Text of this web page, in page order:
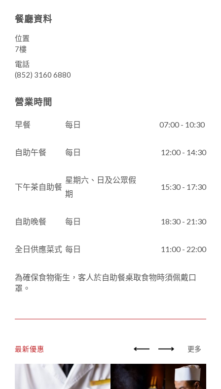
餐廳資料
位置
7樓
電話
(852) 3160 6880
營業時間
早餐 每日 07:00 - 10:30
自助午餐 每日 12:00 - 14:30
下午茶自助餐
星期六、日及公眾假
期
15:30 - 17:30
自助晚餐 每日 18:30 - 21:30
全日供應菜式 每日 11:00 - 22:00
為確保食物衛生，客人於自助餐桌取食物時須佩戴口
罩。
最新優惠 更多